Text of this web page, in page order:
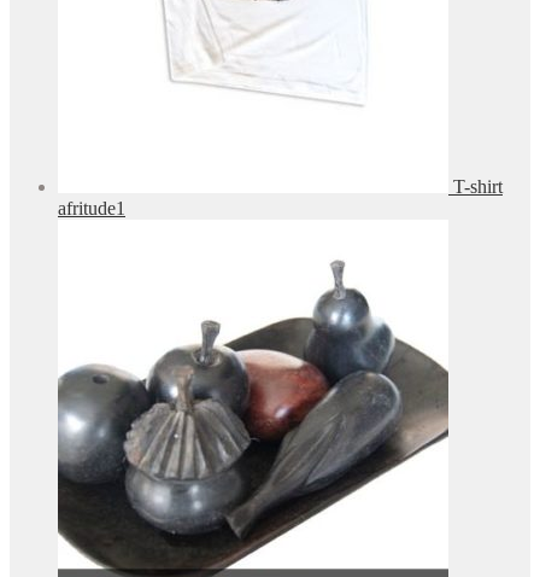
T-shirt
afritude1